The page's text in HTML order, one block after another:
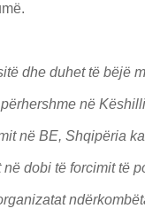
dhe duhet të bëjë
në
në BE, Shqipëria
dobi të forcimit të